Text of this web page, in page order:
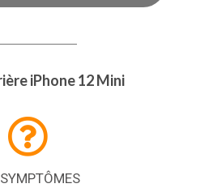
iPhone 12 Mini